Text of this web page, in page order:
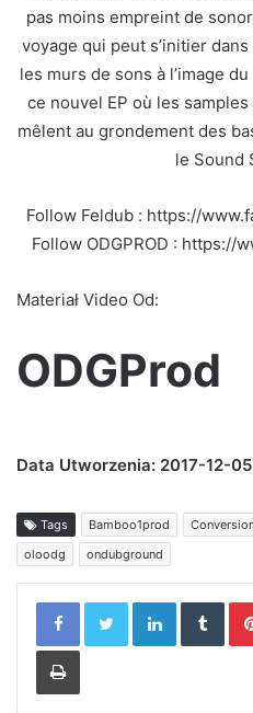
pas moins empreint de
voyage qui peut s’initier
les murs de sons à l’image
ce nouvel EP où les
mêlent au grondement des
le Sound
Follow Feldub : https://
Follow ODGPROD : https://
Materiał Video Od:
ODGProd
Data Utworzenia: 2017-12-
Tags Bamboo1prod
oloodg
ondubground
LinkedIn
Print